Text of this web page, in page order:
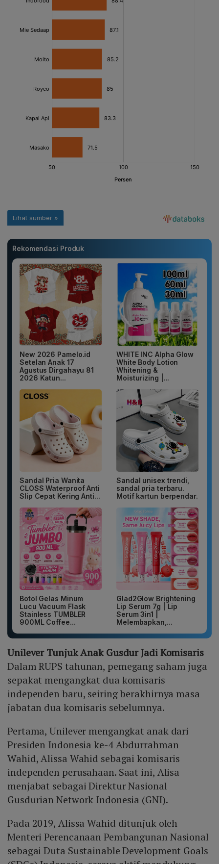
Rekomendasi Produk
New 2026 Pamelo.id
Setelan Anak 17
Agustus Dirgahayu 81
2026 Katun...
WHITE INC Alpha Glow
White Body Lotion
Whitening &
Moisturizing |...
Sandal Pria Wanita
CLOSS Waterproof Anti
Slip Cepat Kering Anti...
Sandal unisex trendi,
sandal pria terbaru.
Motif kartun berpendar.
Botol Gelas Minum
Lucu Vacuum Flask
Stainless TUMBLER
900ML Coffee...
Glad2Glow Brightening
Lip Serum 7g | Lip
Serum 3in1 |
Melembapkan,...
Unilever Tunjuk Anak Gusdur Jadi Komisaris
Dalam RUPS tahunan, pemegang saham juga
sepakat mengangkat dua komisaris
independen baru, seiring berakhirnya masa
jabatan dua komisaris sebelumnya.
Pertama, Unilever mengangkat anak dari
Presiden Indonesia ke-4 Abdurrahman
Wahid, Alissa Wahid sebagai komisaris
independen perusahaan. Saat ini, Alisa
menjabat sebagai Direktur Nasional
Gusdurian Network Indonesia (GNI).
Pada 2019, Alissa Wahid ditunjuk oleh
Menteri Perencanaan Pembangunan Nasional
sebagai Duta Sustainable Development Goals